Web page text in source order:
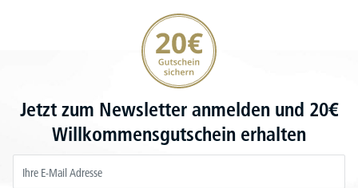
20€ Gutschein sichern
Jetzt zum Newsletter anmelden und 20€
Willkommensgutschein erhalten